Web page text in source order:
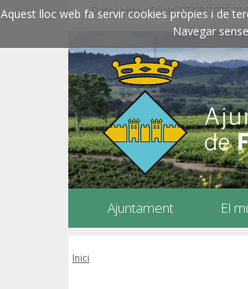
Aquest lloc web fa servir cookies pròpies i de
Navegar
Data i hora oficials: 07/08/2026
Ajuntament El
Inici